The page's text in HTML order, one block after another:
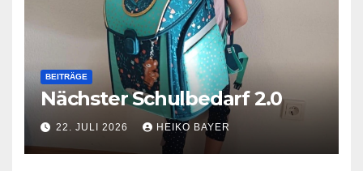
BEITRÄGE
Nächster Schulbedarf 2.0
22. JULI 2026 HEIKO BAYER